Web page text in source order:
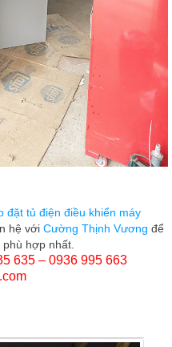
đặt tủ điện điều khiển máy
hệ với Cường Thịnh Vương để
hợp nhất.
635 – 0936 995 663